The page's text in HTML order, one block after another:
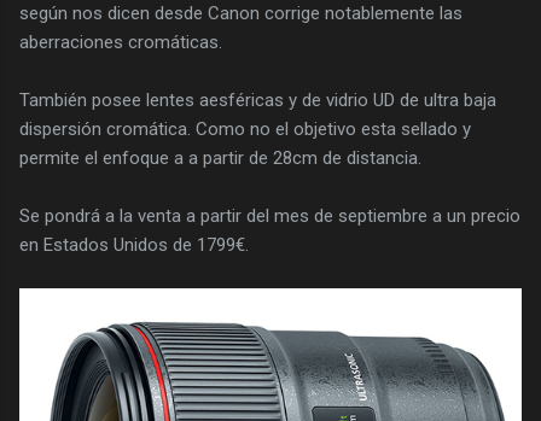
según nos dicen desde Canon corrige notablemente las
aberraciones cromáticas.
También posee lentes aesféricas y de vidrio UD de ultra baja
dispersión cromática. Como no el objetivo esta sellado y
permite el enfoque a a partir de 28cm de distancia.
Se pondrá a la venta a partir del mes de septiembre a un precio
en Estados Unidos de 1799€.